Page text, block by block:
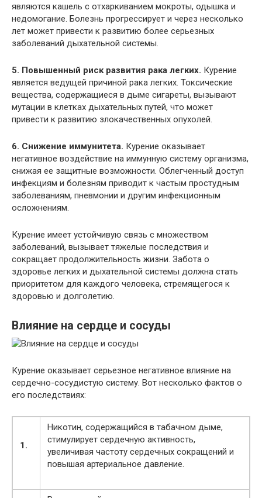
являются кашель с отхаркиванием мокроты, одышка и
недомогание. Болезнь прогрессирует и через несколько
лет может привести к развитию более серьезных
заболеваний дыхательной системы.
5. Повышенный риск развития рака легких. Курение
является ведущей причиной рака легких. Токсические
вещества, содержащиеся в дыме сигареты, вызывают
мутации в клетках дыхательных путей, что может
привести к развитию злокачественных опухолей.
6. Снижение иммунитета. Курение оказывает
негативное воздействие на иммунную систему организма,
снижая ее защитные возможности. Облегченный доступ
инфекциям и болезням приводит к частым простудным
заболеваниям, пневмонии и другим инфекционным
осложнениям.
Курение имеет устойчивую связь с множеством
заболеваний, вызывает тяжелые последствия и
сокращает продолжительность жизни. Забота о
здоровье легких и дыхательной системы должна стать
приоритетом для каждого человека, стремящегося к
здоровью и долголетию.
Влияние на сердце и сосуды
Курение оказывает серьезное негативное влияние на
сердечно-сосудистую систему. Вот несколько фактов о
его последствиях:
1.
Никотин, содержащийся в табачном дыме,
стимулирует сердечную активность,
увеличивая частоту сердечных сокращений и
повышая артериальное давление.